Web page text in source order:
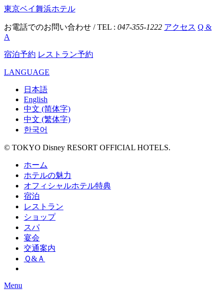
東京ベイ舞浜ホテル
お電話でのお問い合わせ / TEL : 047-355-1222 アクセス Q &
A
宿泊予約 レストラン予約
LANGUAGE
日本語
English
中文 (简体字)
中文 (繁体字)
한국어
© TOKYO Disney RESORT OFFICIAL HOTELS.
ホーム
ホテルの魅力
オフィシャルホテル特典
宿泊
レストラン
ショップ
スパ
宴会
交通案内
Ｑ&Ａ
Menu